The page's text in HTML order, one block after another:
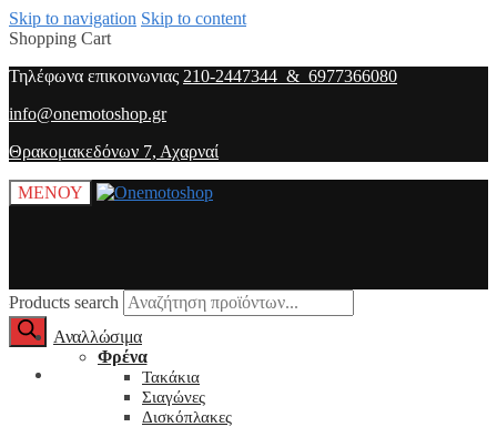
Skip to navigation Skip to content
Shopping Cart
Τηλέφωνα επικοινωνιας 210-2447344 & 6977366080
info@onemotoshop.gr
Θρακομακεδόνων 7, Αχαρναί
ΜΕΝΟΥ
Products search
O λογαριασμός μου
Αναλλώσιμα
Φρένα
Τακάκια
Σιαγώνες
Δισκόπλακες